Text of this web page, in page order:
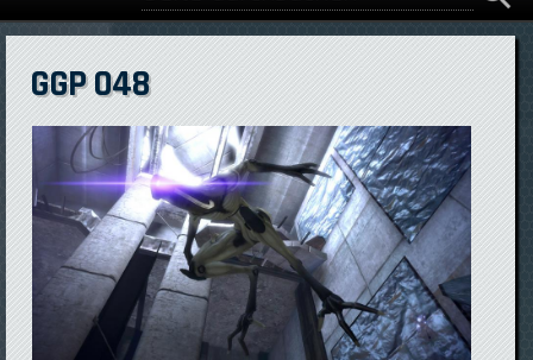
Suchformular
GGP 048